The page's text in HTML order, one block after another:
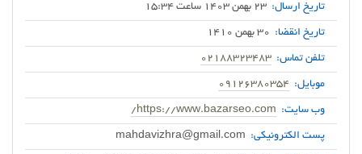
تاریخ ارسال: 23 بهمن 1403 ساعت 15:34
تاریخ انقضا: 30 بهمن 1410
تلفن تماس: 02188323483
موبایل: 09126380354
وب سایت: https://www.bazarseo.com/
پست الکترونیکی: mahdavizhra@gmail.com